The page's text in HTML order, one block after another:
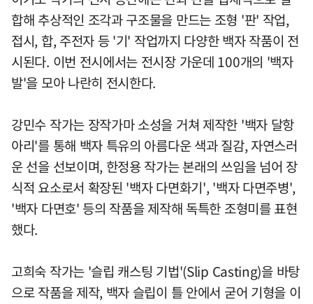
합해 추상적인 조각과 구조물을 만드는 조형 '판' 작업,
접시, 합, 주전자 등 '기' 작업까지 다양한 백자 작품이 전
시된다. 이번 전시에서는 전시장 가운데 100개의 '백자
발'을 모아 나란히 전시한다.
강민수 작가는 장작가마 소성을 거쳐 제작한 '백자 달항
아리'를 통해 백자 특유의 아름다운 색과 질감, 자연스러
운 선을 선보이며, 한정용 작가는 본래의 쓰임을 넘어 장
식적 요소로서 확장된 '백자 다면화기', '백자 다면주병',
'백자 다면호' 등의 작품을 제작해 독특한 조형미를 표현
했다.
고희숙 작가는 '슬립 캐스팅 기법'(Slip Casting)을 바탕
으로 작품을 제작, 백자 슬립이 틀 안에서 굳어 기형을 이